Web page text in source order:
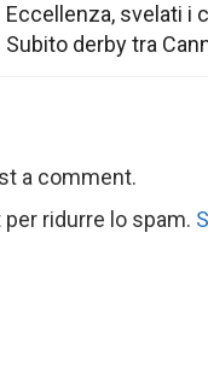
Eccellenza, svelati i
Subito derby tra
a comment.
ridurre lo spam.